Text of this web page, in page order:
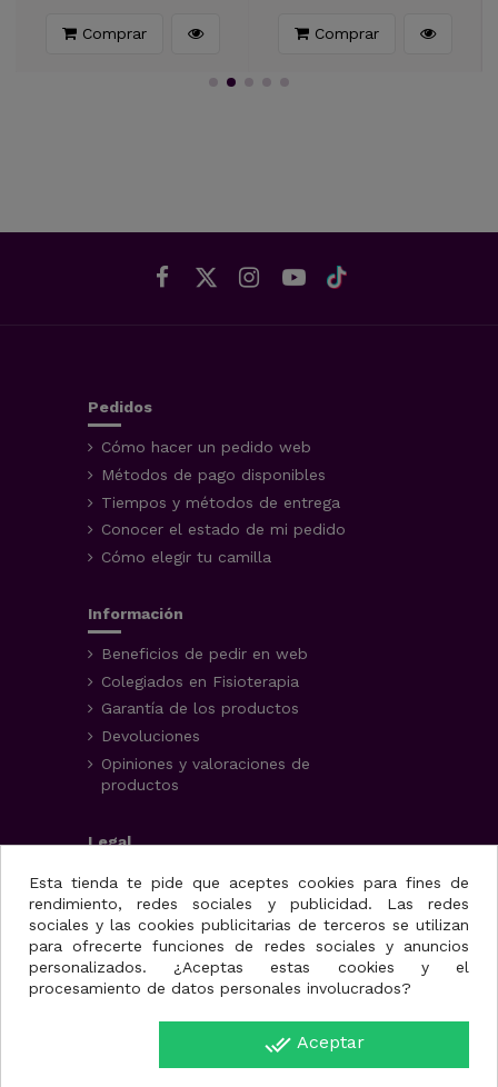
Disponible
Comprar Comprar
Pedidos
Cómo hacer un pedido web
Métodos de pago disponibles
Tiempos y métodos de entrega
Conocer el estado de mi pedido
Cómo elegir tu camilla
Información
Beneficios de pedir en web
Colegiados en Fisioterapia
Garantía de los productos
Devoluciones
Opiniones y valoraciones de
productos
Legal
Aviso Legal
Condiciones generales
Política de privacidad
Uso de cookies
Fisioportunity S.L.
Avenida de la juventud,
25, nave A
Esta tienda te pide que aceptes cookies para fines de
rendimiento, redes sociales y publicidad. Las redes
sociales y las cookies publicitarias de terceros se utilizan
para ofrecerte funciones de redes sociales y anuncios
personalizados. ¿Aceptas estas cookies y el
procesamiento de datos personales involucrados?
done_all Aceptar